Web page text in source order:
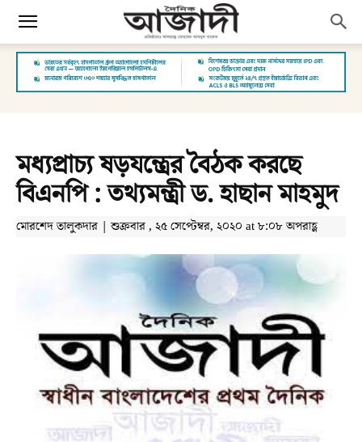
মধ্যপ্রাচ্য ষড়যন্ত্রের বৈঠক করছে
বিএনপি : তথ্যমন্ত্রী ড. হাছান মাহমুদ
মোরশেদ তালুকদার | শুক্রবার , ২৫ সেপ্টেম্বর, ২০২০ at ৮:০৮ অপরাহ্ণ